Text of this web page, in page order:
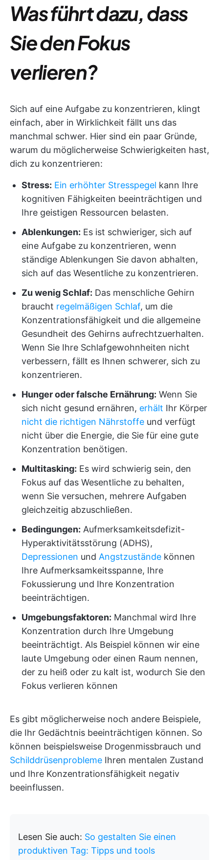
Was führt dazu, dass
Sie den Fokus
verlieren?
Sich auf eine Aufgabe zu konzentrieren, klingt
einfach, aber in Wirklichkeit fällt uns das
manchmal schwer. Hier sind ein paar Gründe,
warum du möglicherweise Schwierigkeiten hast,
dich zu konzentrieren:
Stress: Ein erhöhter Stresspegel kann Ihre
kognitiven Fähigkeiten beeinträchtigen und
Ihre geistigen Ressourcen belasten.
Ablenkungen: Es ist schwieriger, sich auf
eine Aufgabe zu konzentrieren, wenn
ständige Ablenkungen Sie davon abhalten,
sich auf das Wesentliche zu konzentrieren.
Zu wenig Schlaf: Das menschliche Gehirn
braucht regelmäßigen Schlaf, um die
Konzentrationsfähigkeit und die allgemeine
Gesundheit des Gehirns aufrechtzuerhalten.
Wenn Sie Ihre Schlafgewohnheiten nicht
verbessern, fällt es Ihnen schwerer, sich zu
konzentrieren.
Hunger oder falsche Ernährung: Wenn Sie
sich nicht gesund ernähren, erhält Ihr Körper
nicht die richtigen Nährstoffe und verfügt
nicht über die Energie, die Sie für eine gute
Konzentration benötigen.
Multitasking: Es wird schwierig sein, den
Fokus auf das Wesentliche zu behalten,
wenn Sie versuchen, mehrere Aufgaben
gleichzeitig abzuschließen.
Bedingungen: Aufmerksamkeitsdefizit-
Hyperaktivitätsstörung (ADHS),
Depressionen und Angstzustände können
Ihre Aufmerksamkeitsspanne, Ihre
Fokussierung und Ihre Konzentration
beeinträchtigen.
Umgebungsfaktoren: Manchmal wird Ihre
Konzentration durch Ihre Umgebung
beeinträchtigt. Als Beispiel können wir eine
laute Umgebung oder einen Raum nennen,
der zu heiß oder zu kalt ist, wodurch Sie den
Fokus verlieren können
Es gibt möglicherweise noch andere Beispiele,
die Ihr Gedächtnis beeinträchtigen können. So
können beispielsweise Drogenmissbrauch und
Schilddrüsenprobleme Ihren mentalen Zustand
und Ihre Konzentrationsfähigkeit negativ
beeinflussen.
Lesen Sie auch: So gestalten Sie einen
produktiven Tag: Tipps und tools